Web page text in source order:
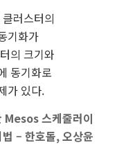
러스터의
기화가
의 크기와
동기화로
가 있다.
스케줄러이
– 한호돌, 오상윤